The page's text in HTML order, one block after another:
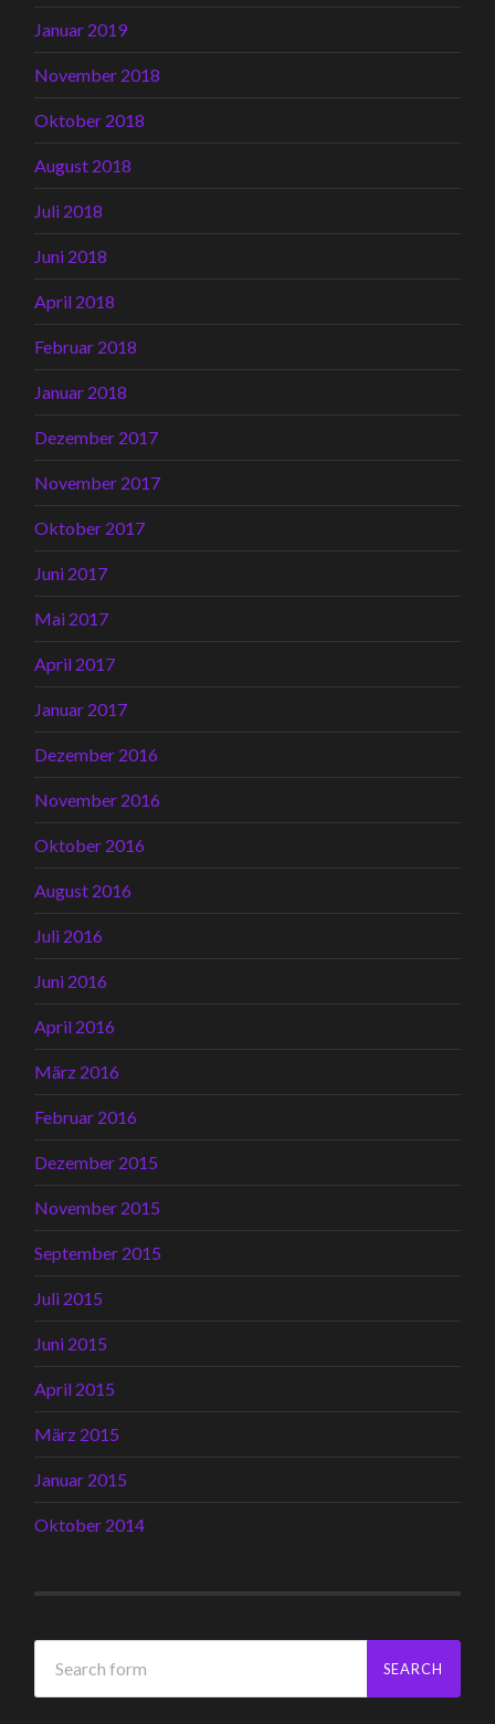
Januar 2019
November 2018
Oktober 2018
August 2018
Juli 2018
Juni 2018
April 2018
Februar 2018
Januar 2018
Dezember 2017
November 2017
Oktober 2017
Juni 2017
Mai 2017
April 2017
Januar 2017
Dezember 2016
November 2016
Oktober 2016
August 2016
Juli 2016
Juni 2016
April 2016
März 2016
Februar 2016
Dezember 2015
November 2015
September 2015
Juli 2015
Juni 2015
April 2015
März 2015
Januar 2015
Oktober 2014